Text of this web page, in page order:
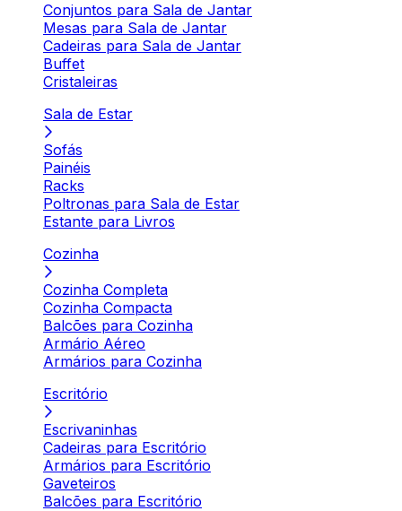
Conjuntos para Sala de Jantar
Mesas para Sala de Jantar
Cadeiras para Sala de Jantar
Buffet
Cristaleiras
Sala de Estar
Sofás
Painéis
Racks
Poltronas para Sala de Estar
Estante para Livros
Cozinha
Cozinha Completa
Cozinha Compacta
Balcões para Cozinha
Armário Aéreo
Armários para Cozinha
Escritório
Escrivaninhas
Cadeiras para Escritório
Armários para Escritório
Gaveteiros
Balcões para Escritório